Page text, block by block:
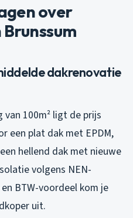
over
dakrenovatie
100m² ligt de prijs
een plat dak met EPDM,
hellend dak met nieuwe
volgens NEN-
BTW-voordeel kom je
uit.